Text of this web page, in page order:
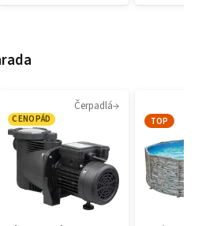
Čerpadlá
CENOPÁD TOP